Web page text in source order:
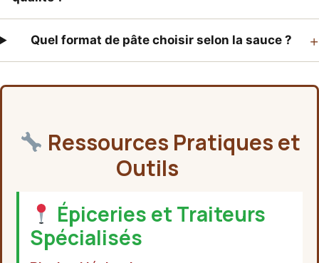
Quel format de pâte choisir selon la sauce ? +
Ressources Pratiques et
Outils
Épiceries et Traiteurs
Spécialisés